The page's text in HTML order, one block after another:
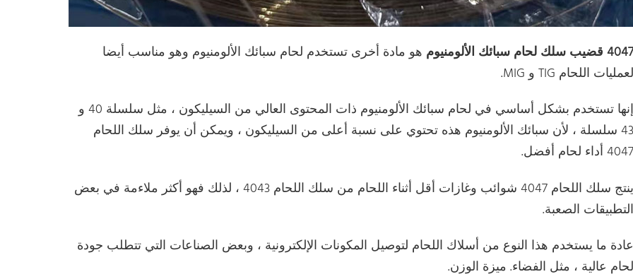
4047 قضيب سلك لحام سبائك الألومنيوم
هو مادة أخرى تستخدم لحام سبائك الألومنيوم وهو مناسب أيضا
لعمليات اللحام TIG و MIG.
إنها تستخدم بشكل أساسي في لحام سبائك الألومنيوم ذات المحتوى العالي من السيليكون ، مثل سلسلة 40 و
43 سلسلة ، لأن سبائك الألومنيوم هذه تحتوي على نسبة أعلى من السيليكون ، ويمكن أن يوفر سلك اللحام
4047 أداء لحام أفضل.
ينتج سلك اللحام 4047 شوائب وغازات أقل أثناء اللحام من سلك اللحام 4043 ، لذلك فهو أكثر ملاءمة في بعض
التطبيقات الصعبة.
عادة ما يستخدم هذا النوع من أسلاك اللحام لتوصيل المكونات الإلكترونية ، وبعض الصناعات التي تتطلب جودة
لحام عالية ، مثل الفضاء. ميزة الوزن.